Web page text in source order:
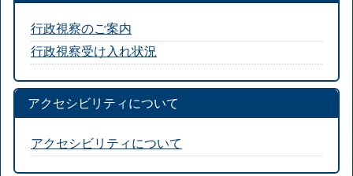
行政視察のご案内
行政視察受け入れ状況
アクセシビリティについて
アクセシビリティについて